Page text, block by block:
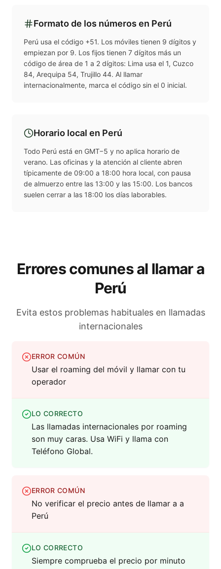
Formato de los números en Perú
Perú usa el código +51. Los móviles tienen 9 dígitos y
empiezan por 9. Los fijos tienen 7 dígitos más un
código de área de 1 a 2 dígitos: Lima usa el 1, Cuzco
84, Arequipa 54, Trujillo 44. Al llamar
internacionalmente, marca el código sin el 0 inicial.
Horario local en Perú
Todo Perú está en GMT−5 y no aplica horario de
verano. Las oficinas y la atención al cliente abren
típicamente de 09:00 a 18:00 hora local, con pausa
de almuerzo entre las 13:00 y las 15:00. Los bancos
suelen cerrar a las 18:00 los días laborables.
Errores comunes al llamar a
Perú
Evita estos problemas habituales en llamadas
internacionales
ERROR COMÚN
Usar el roaming del móvil y llamar con tu
operador
LO CORRECTO
Las llamadas internacionales por roaming
son muy caras. Usa WiFi y llama con
Teléfono Global.
ERROR COMÚN
No verificar el precio antes de llamar a a
Perú
LO CORRECTO
Siempre comprueba el precio por minuto